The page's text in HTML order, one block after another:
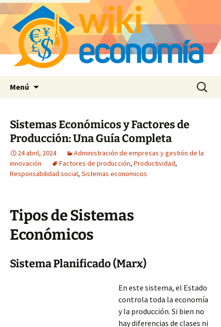
Menú Buscar:
Sistemas Económicos y Factores de
Producción: Una Guía Completa
24 abril, 2024
Administración de empresas y gestión de la
innovación
Factores de producción, Productividad,
Responsabilidad social, Sistemas economicos
Tipos de Sistemas
Económicos
Sistema Planificado (Marx)
En este sistema, el Estado
controla toda la economía
y la producción. Si bien no
hay diferencias de clases ni